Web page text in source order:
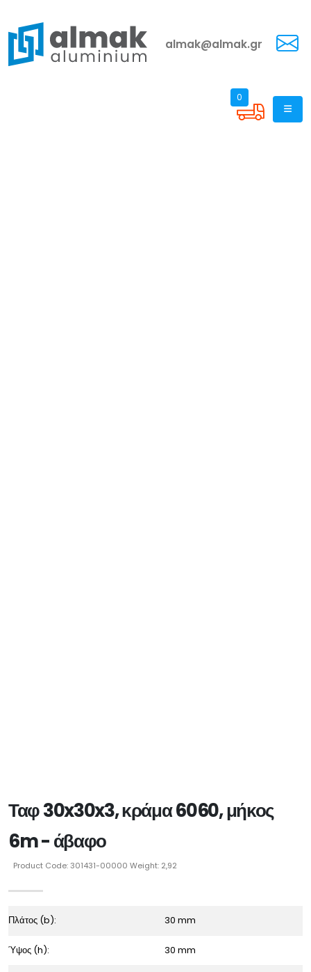
almak@almak.gr
0
Ταφ 30x30x3, κράμα 6060, μήκος
6m - άβαφο
Product Code: 301431-00000 Weight: 2,92
Πλάτος (b): 30 mm
Ύψος (h): 30 mm